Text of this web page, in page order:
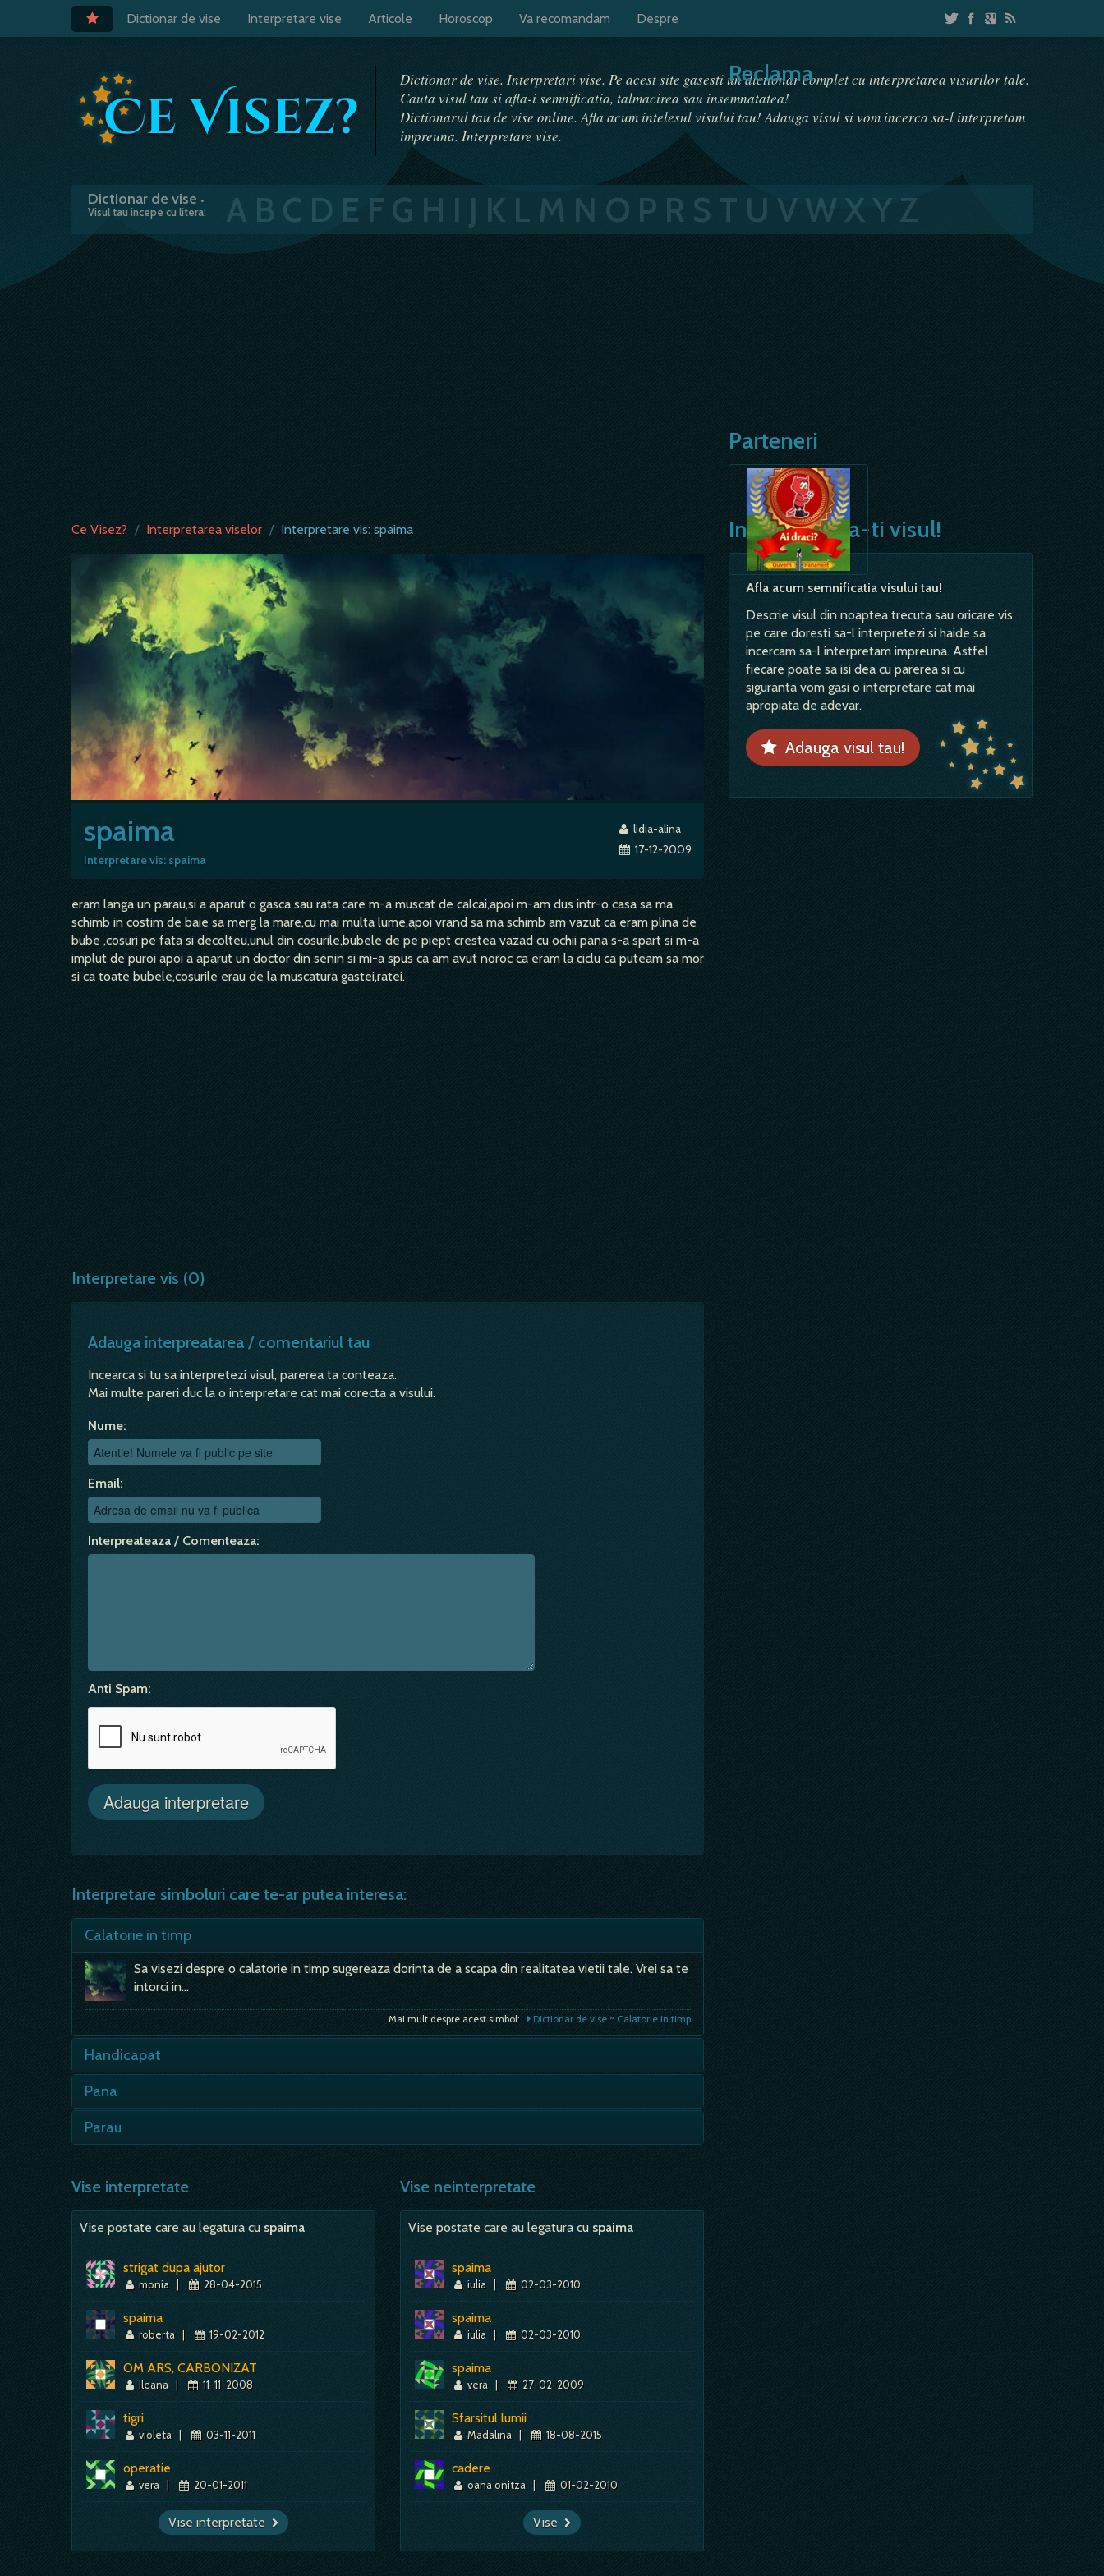
Dictionar de vise Interpretare vise Articole Horoscop Va recomandam Despre
Dictionar de vise. Interpretari vise. Pe acest site gasesti un dictionar complet cu interpretarea visurilor tale.
Cauta visul tau si afla-i semnificatia, talmacirea sau insemnatatea!
Dictionarul tau de vise online. Afla acum intelesul visului tau! Adauga visul si vom incerca sa-l interpretam
impreuna. Interpretare vise.
Dictionar de vise •
Visul tau incepe cu litera:
A B C D E F G H I J K L M N O P R S T U VW XY Z
Ce Visez? / Interpretarea viselor / Interpretare vis: spaima
spaima
Interpretare vis: spaima
lidia-alina
17-12-2009
eram langa un parau,si a aparut o gasca sau rata care m-a muscat de calcai,apoi m-am dus intr-o casa sa ma
schimb in costim de baie sa merg la mare,cu mai multa lume,apoi vrand sa ma schimb am vazut ca eram plina de
bube ,cosuri pe fata si decolteu,unul din cosurile,bubele de pe piept crestea vazad cu ochii pana s-a spart si m-a
implut de puroi apoi a aparut un doctor din senin si mi-a spus ca am avut noroc ca eram la ciclu ca puteam sa mor
si ca toate bubele,cosurile erau de la muscatura gastei,ratei.
Interpretare vis (0)
Adauga interpreatarea / comentariul tau
Incearca si tu sa interpretezi visul, parerea ta conteaza.
Mai multe pareri duc la o interpretare cat mai corecta a visului.
Nume:
Email:
Interpreateaza / Comenteaza:
Anti Spam:
Interpretare simboluri care te-ar putea interesa:
Calatorie in timp
Sa visezi despre o calatorie in timp sugereaza dorinta de a scapa din realitatea vietii tale. Vrei sa te
intorci in…
Mai mult despre acest simbol: Dictionar de vise ~ Calatorie in timp
Handicapat
cursele de…
Pana
considerata un simbol al vietii indestulate…
Parau
nereusita sentimentala; Te scalzi…
Mai mult despre acest simbol: Dictionar de vise ~ Parau
Vise interpretate
Vise postate care au legatura cu spaima
strigat dupa ajutor
monia | 28-04-2015
spaima
roberta | 19-02-2012
OM ARS, CARBONIZAT
Ileana | 11-11-2008
tigri
violeta | 03-11-2011
operatie
vera | 20-01-2011
Vise interpretate
Vise neinterpretate
Vise postate care au legatura cu spaima
spaima
iulia | 02-03-2010
spaima
iulia | 02-03-2010
spaima
vera | 27-02-2009
Sfarsitul lumii
Madalina | 18-08-2015
cadere
oana onitza | 01-02-2010
Vise
Interpreteaza-ti visul!
Afla acum semnificatia visului tau!
Descrie visul din noaptea trecuta sau oricare vis
pe care doresti sa-l interpretezi si haide sa
incercam sa-l interpretam impreuna. Astfel
fiecare poate sa isi dea cu parerea si cu
siguranta vom gasi o interpretare cat mai
apropiata de adevar.
Adauga visul tau!
Reclama
Parteneri